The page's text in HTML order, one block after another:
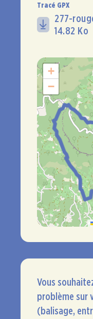
Tracé GPX
277-
14.82 Ko
+
−
Vous
problème sur
(balisage,